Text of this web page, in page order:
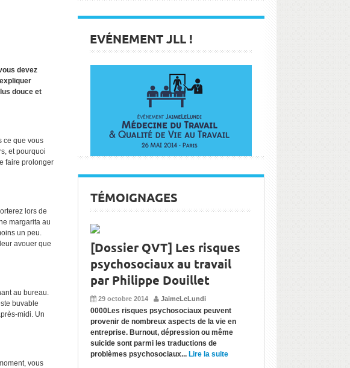
devez
douce et
ce que vous
et pourquoi
faire prolonger
lors de
margarita au
un peu.
avouer que
au bureau.
buvable
midi. Un
vous
EVÉNEMENT JLL !
TÉMOIGNAGES
[Dossier QVT] Les risques
psychosociaux au travail
par Philippe Douillet
29 octobre 2014 JaimeLeLundi
0000Les risques psychosociaux peuvent
provenir de nombreux aspects de la vie en
entreprise. Burnout, dépression ou même
suicide sont parmi les traductions de
problèmes psychosociaux... Lire la suite